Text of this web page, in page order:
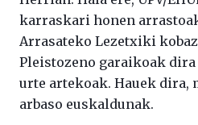
karraskari honen
Arrasateko Lezetxiki
Pleistozeno garaikoak dira
urte artekoak. Hauek
arbaso euskaldunak.